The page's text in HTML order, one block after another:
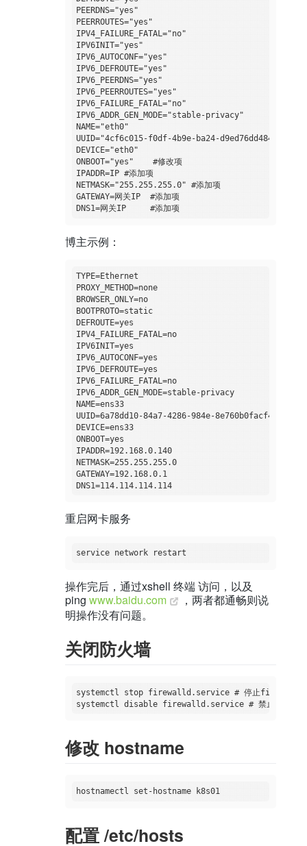
PEERDNS="yes"
PEERROUTES="yes"
IPV4_FAILURE_FATAL="no"
IPV6INIT="yes"
IPV6_AUTOCONF="yes"
IPV6_DEFROUTE="yes"
IPV6_PEERDNS="yes"
IPV6_PEERROUTES="yes"
IPV6_FAILURE_FATAL="no"
IPV6_ADDR_GEN_MODE="stable-privacy"
NAME="eth0"
UUID="4cf6c015-f0df-4b9e-ba24-d9ed76dd4848"
DEVICE="eth0"
ONBOOT="yes"    #修改项
IPADDR=IP #添加项
NETMASK="255.255.255.0" #添加项
GATEWAY=网关IP  #添加项
博主示例：
TYPE=Ethernet
PROXY_METHOD=none
BROWSER_ONLY=no
BOOTPROTO=static
DEFROUTE=yes
IPV4_FAILURE_FATAL=no
IPV6INIT=yes
IPV6_AUTOCONF=yes
IPV6_DEFROUTE=yes
IPV6_FAILURE_FATAL=no
IPV6_ADDR_GEN_MODE=stable-privacy
NAME=ens33
UUID=6a78dd10-84a7-4286-984e-8e760b0facf4
DEVICE=ens33
ONBOOT=yes
IPADDR=192.168.0.140
NETMASK=255.255.255.0
GATEWAY=192.168.0.1
DNS1=114.114.114.114
重启网卡服务
操作完后，通过xshell 终端 访问，以及
ping www.baidu.com
，两者都通畅则说
明操作没有问题。
关闭防火墙
systemctl stop firewalld.service # 停止firewall
修改 hostname
配置 /etc/hosts